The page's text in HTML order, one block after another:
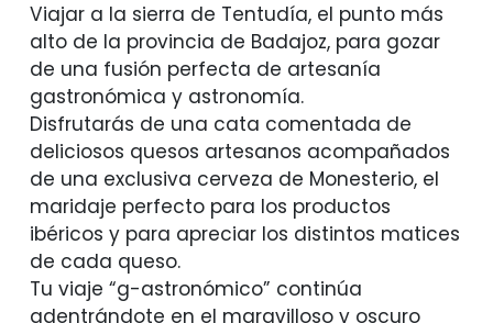
Viajar a la sierra de Tentudía, el punto más
alto de la provincia de Badajoz, para gozar
de una fusión perfecta de artesanía
gastronómica y astronomía.
Disfrutarás de una cata comentada de
deliciosos quesos artesanos acompañados
de una exclusiva cerveza de Monesterio, el
maridaje perfecto para los productos
ibéricos y para apreciar los distintos matices
de cada queso.
Tu viaje “g-astronómico” continúa
adentrándote en el maravilloso y oscuro